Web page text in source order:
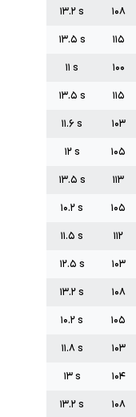
۱۰۸ s۱۳.۲
۱۱۵ s ۱۳.۵
۱۰۰ s ۱۱
۱۱۵ s ۱۳.۵
۱۰۳ s۱۱.۶
۱۰۵ s ۱۲
۱۱۳ s ۱۳.۵
۱۰۵ s۱۰.۲
۱۱۲ s ۱۱.۵
۱۰۳ s ۱۲.۵
۱۰۸ s۱۳.۲
۱۰۵ s۱۰.۲
۱۰۳ s ۱۱.۸
۱۰۴ s ۱۳
۱۰۸ s۱۳.۲